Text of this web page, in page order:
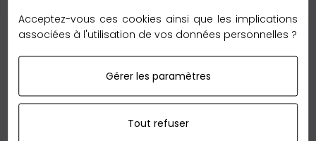
Acceptez-vous ces cookies ainsi que les implications
associées à l'utilisation de vos données personnelles ?
Gérer les paramètres
Tout refuser